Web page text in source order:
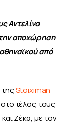
Αντελίνο
την αποχώρηση
από
Stoiximan
τέλος τους
Ζέκα, με τον